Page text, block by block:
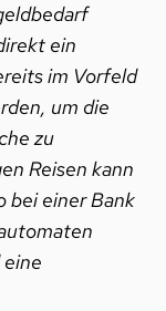
ein
im Vorfeld
um die
zu
Reisen kann
bei einer Bank